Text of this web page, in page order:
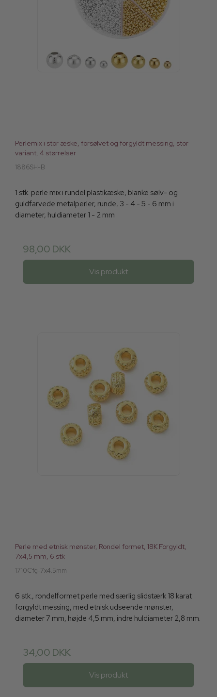
Perlemix i stor æske, forsølvet og forgyldt messing, stor
variant, 4 størrelser
1886SH-B
1 stk. perle mix i rundel plastikæske, blanke sølv- og
guldfarvede metalperler, runde, 3 - 4 - 5 - 6 mm i
diameter, huldiameter 1 - 2 mm
98,00 DKK
Vis produkt
Perle med etnisk mønster, Rondel formet, 18K Forgyldt,
7x4,5 mm, 6 stk
1710Cfg-7x4.5mm
6 stk., rondelformet perle med særlig slidstærk 18 karat
forgyldt messing, med etnisk udseende mønster,
diameter 7 mm, højde 4,5 mm, indre huldiameter 2,8 mm.
34,00 DKK
Vis produkt